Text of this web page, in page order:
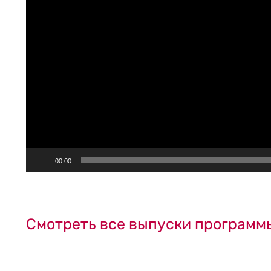
00:00
Смотреть все выпуски